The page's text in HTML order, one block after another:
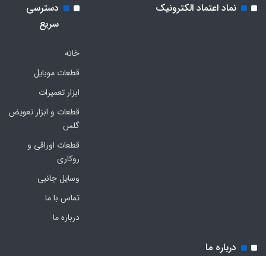
نماد اعتماد الکترونیک
دسترسی
سریع
خانه
قطعات موبایل
ابزار تعمیرات
قطعات و ابزار تعویض
گلس
قطعات اوراقی و
روکاری
وسایل جانبی
تماس با ما
درباره ما
درباره ما